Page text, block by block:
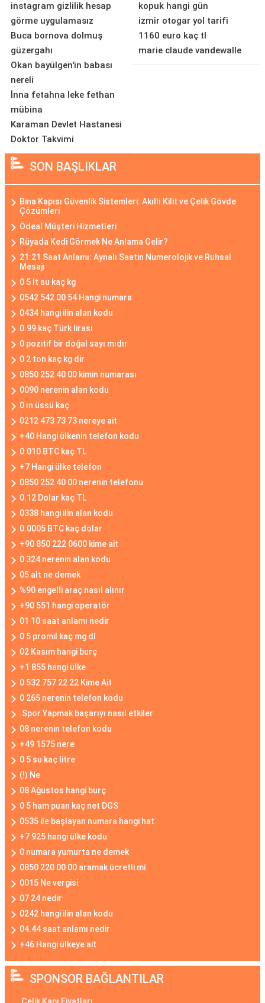
instagram gizlilik hesap
görme uygulamasız
Buca bornova dolmuş
güzergahı
Okan bayülgen'in babası
nereli
İnna fetahna leke fethan
mübina
Karaman Devlet Hastanesi
Doktor Takvimi
kopuk hangi gün
izmir otogar yol tarifi
1160 euro kaç tl
marie claude vandewalle
SON BAŞLIKLAR
Bina Kapısı Güvenlik Sistemleri: Akıllı Kilit ve Çelik Gövde
Çözümleri
Ödeal Müşteri Hizmetleri
Rüyada Kedi Görmek Ne Anlama Gelir?
21:21 Saat Anlamı: Aynalı Saatin Numerolojik ve Ruhsal
Mesajı
0 5 lt su kaç kg
0542 542 00 54 Hangi numara
0434 hangi ilin alan kodu
0.99 kaç Türk lirası
0 pozitif bir doğal sayı mıdır
0 2 ton kaç kg dir
0850 252 40 00 kimin numarası
0090 nerenin alan kodu
0 ın üssü kaç
0212 473 73 73 nereye ait
+40 Hangi ülkenin telefon kodu
0.010 BTC kaç TL
+7 Hangi ülke telefon
0850 252 40 00 nerenin telefonu
0.12 Dolar kaç TL
0338 hangi ilin alan kodu
0.0005 BTC kaç dolar
+90 850 222 0600 kime ait
0 324 nerenin alan kodu
05 alt ne demek
%90 engelli araç nasıl alınır
+90 551 hangi operatör
01 10 saat anlamı nedir
0 5 promil kaç mg dl
02 Kasım hangi burç
+1 855 hangi ülke
0 532 757 22 22 Kime Ait
0 265 nerenin telefon kodu
.Spor Yapmak başarıyı nasıl etkiler
08 nerenin telefon kodu
+49 1575 nere
0 5 su kaç litre
(!) Ne
08 Ağustos hangi burç
0 5 ham puan kaç net DGS
0535 ile başlayan numara hangi hat
+7 925 hangi ülke kodu
0 numara yumurta ne demek
0850 220 00 00 aramak ücretli mi
0015 Ne vergisi
07 24 nedir
0242 hangi ilin alan kodu
04.44 saat anlamı nedir
+46 Hangi ülkeye ait
SPONSOR BAĞLANTILAR